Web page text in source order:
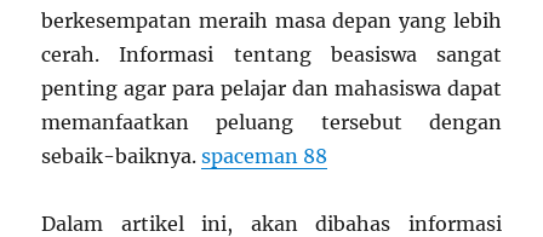
berkesempatan meraih masa depan yang lebih
cerah. Informasi tentang beasiswa sangat
penting agar para pelajar dan mahasiswa dapat
memanfaatkan peluang tersebut dengan
sebaik-baiknya.spaceman 88
Dalam artikel ini, akan dibahas informasi